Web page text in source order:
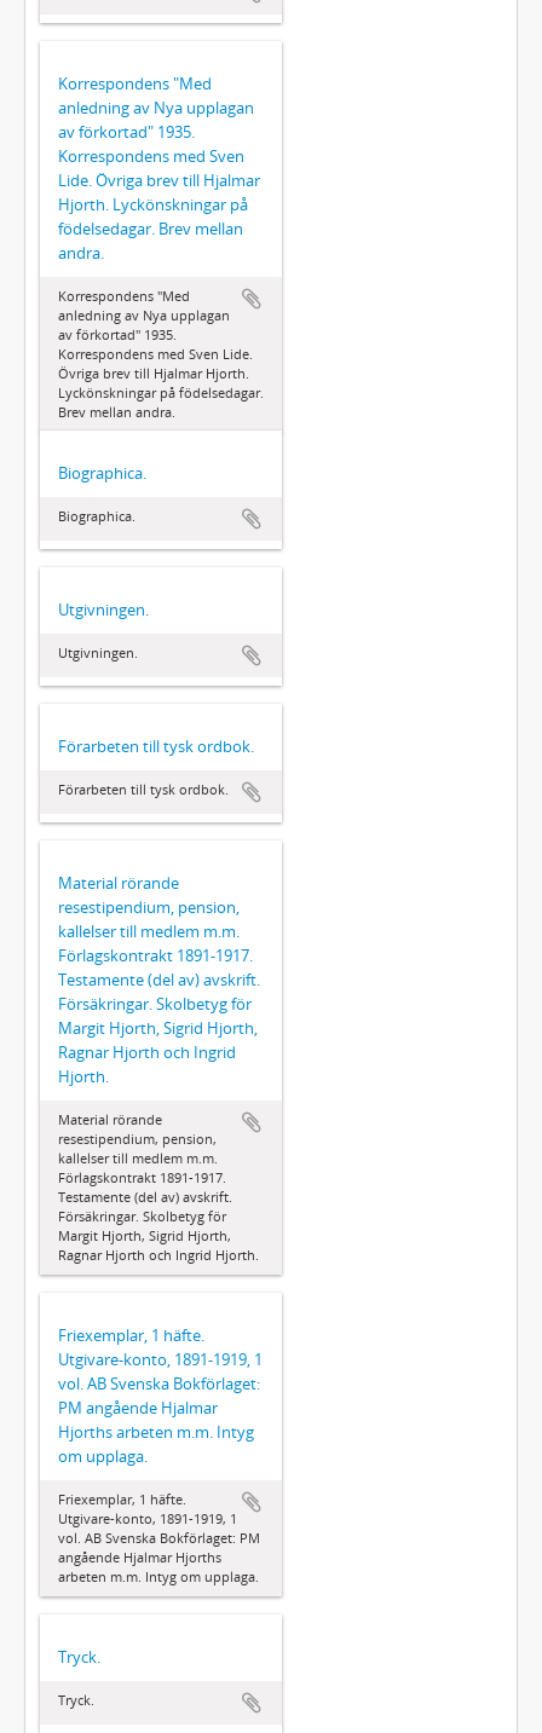
Korrespondens "Med
anledning av Nya upplagan
av förkortad" 1935.
Korrespondens med Sven
Lide. Övriga brev till Hjalmar
Hjorth. Lyckönskningar på
födelsedagar. Brev mellan
andra.
Korrespondens "Med
anledning av Nya upplagan
av förkortad" 1935.
Korrespondens med Sven Lide.
Övriga brev till Hjalmar Hjorth.
Lyckönskningar på födelsedagar.
Brev mellan andra.
Biographica.
Biographica.
Utgivningen.
Utgivningen.
Förarbeten till tysk ordbok.
Förarbeten till tysk ordbok.
Material rörande
resestipendium, pension,
kallelser till medlem m.m.
Förlagskontrakt 1891-1917.
Testamente (del av) avskrift.
Försäkringar. Skolbetyg för
Margit Hjorth, Sigrid Hjorth,
Ragnar Hjorth och Ingrid
Hjorth.
Material rörande
resestipendium, pension,
kallelser till medlem m.m.
Förlagskontrakt 1891-1917.
Testamente (del av) avskrift.
Försäkringar. Skolbetyg för
Margit Hjorth, Sigrid Hjorth,
Ragnar Hjorth och Ingrid Hjorth.
Friexemplar, 1 häfte.
Utgivare-konto, 1891-1919, 1
vol. AB Svenska Bokförlaget:
PM angående Hjalmar
Hjorths arbeten m.m. Intyg
om upplaga.
Friexemplar, 1 häfte.
Utgivare-konto, 1891-1919, 1
vol. AB Svenska Bokförlaget: PM
angående Hjalmar Hjorths
arbeten m.m. Intyg om upplaga.
Tryck.
Tryck.